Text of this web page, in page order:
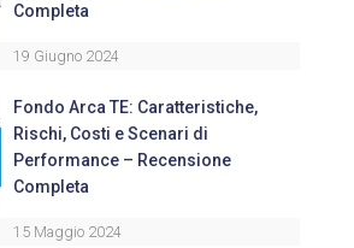
Completa
19 Giugno 2024
Fondo Arca TE: Caratteristiche,
Rischi, Costi e Scenari di
Performance – Recensione
Completa
15 Maggio 2024